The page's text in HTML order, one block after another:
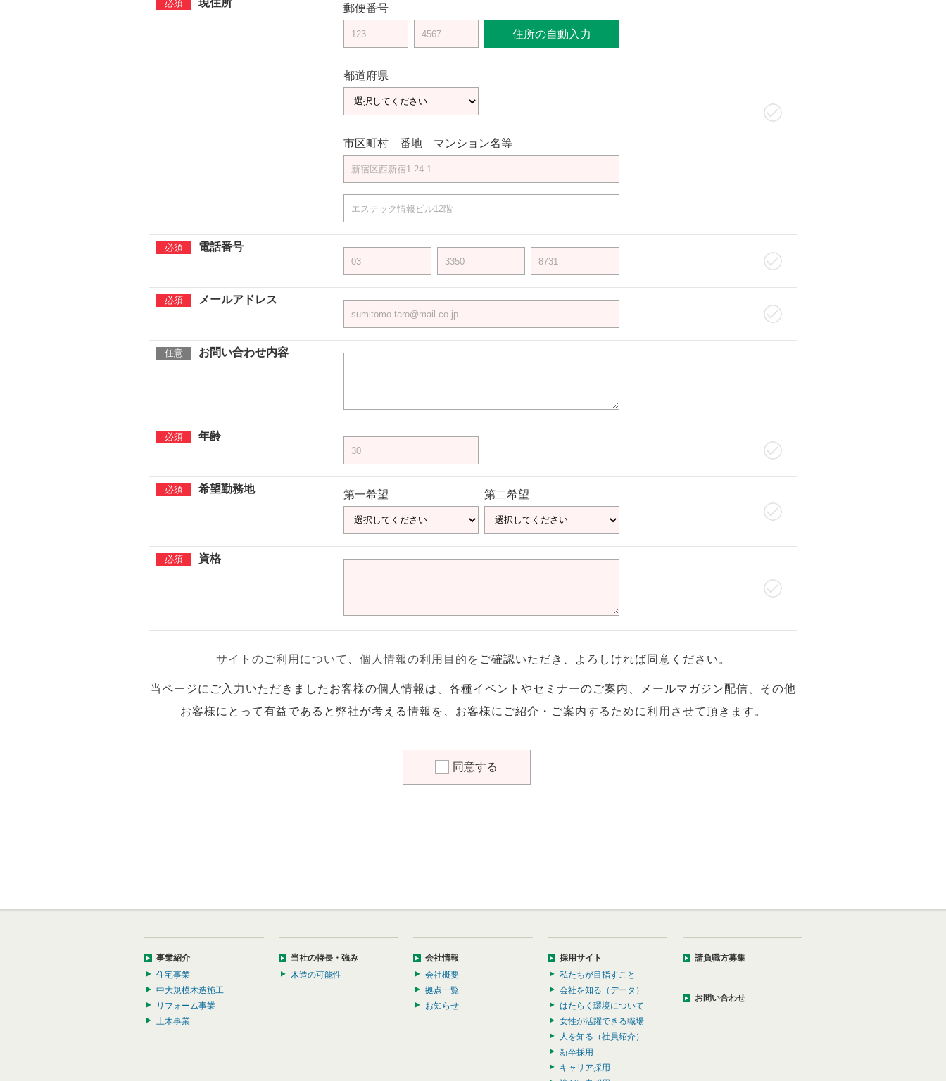
現住所 郵便番号
住所の自動入力
都道府県
市区町村 番地 マンション名等
電話番号
メールアドレス
お問い合わせ内容
年齢
希望勤務地 第一希望 第二希望
資格
サイトのご利用について 個人情報の利用目的 をご確認いただき、よろしければ同意ください。
当ページにご入力いただきましたお客様の個人情報は、各種イベントやセミナーのご案内、メールマガジン配信、その他
お客様にとって有益であると弊社が考える情報を、お客様にご紹介・ご案内するために利用させて頂きます。
同意する
事業紹介
住宅事業
中大規模木造施工
リフォーム事業
土木事業
当社の特長・強み
木造の可能性
会社情報
会社概要
拠点一覧
お知らせ
採用サイト
私たちが目指すこと
会社を知る（データ）
はたらく環境について
女性が活躍できる職場
人を知る（社員紹介）
新卒採用
キャリア採用
請負職方募集
お問い合わせ